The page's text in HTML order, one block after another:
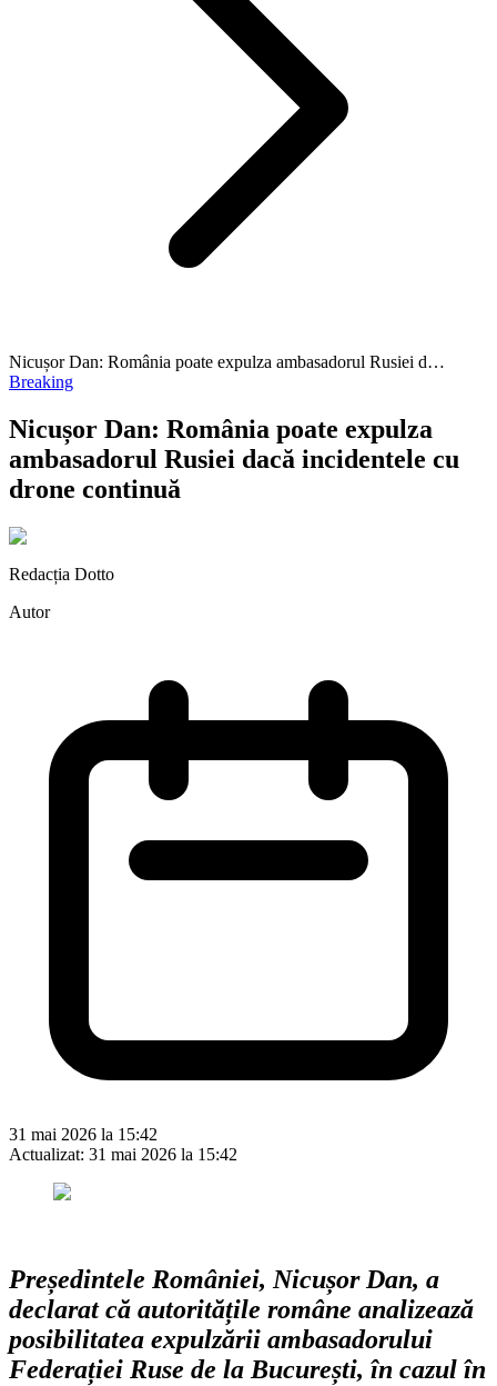
Nicușor Dan: România poate expulza ambasadorul Rusiei d…
Breaking
Nicușor Dan: România poate expulza
ambasadorul Rusiei dacă incidentele cu
drone continuă
Redacția Dotto
Autor
31 mai 2026 la 15:42
Actualizat: 31 mai 2026 la 15:42
Președintele României, Nicușor Dan, a
declarat că autoritățile române analizează
posibilitatea expulzării ambasadorului
Federației Ruse de la București, în cazul în